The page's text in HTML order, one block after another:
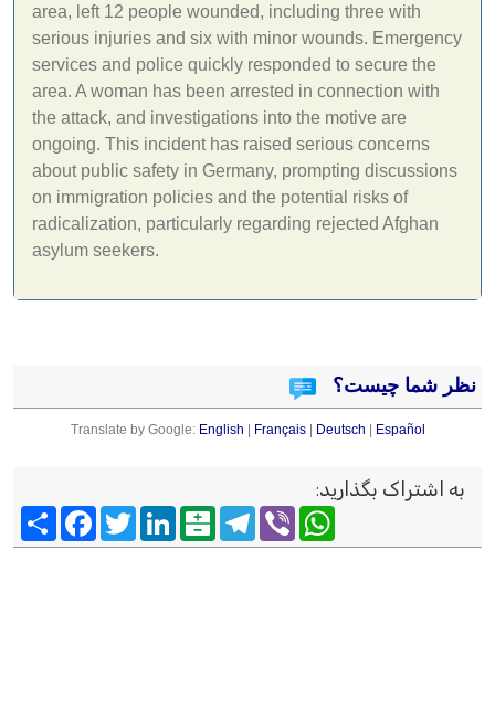
area, left 12 people wounded, including three with
serious injuries and six with minor wounds. Emergency
services and police quickly responded to secure the
area. A woman has been arrested in connection with
the attack, and investigations into the motive are
ongoing. This incident has raised serious concerns
about public safety in Germany, prompting discussions
on immigration policies and the potential risks of
radicalization, particularly regarding rejected Afghan
asylum seekers.
نظر شما چیست؟
Translate by Google: English | Français| Deutsch | Español
به اشتراک بگذارید:
FacebookTwitter
LinkedInBalatarin
TelegramViber
WhatsApp